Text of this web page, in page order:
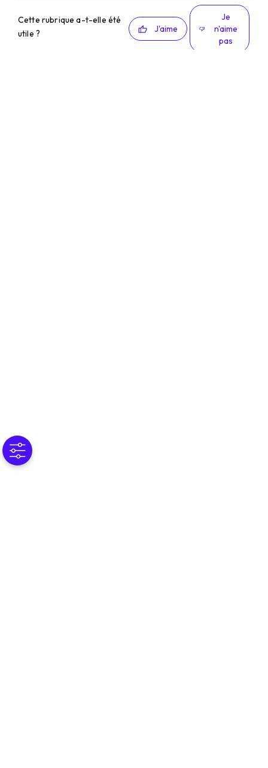
Cette rubrique a-t-elle été
utile ?
J'aime
Je
n'aime
pas